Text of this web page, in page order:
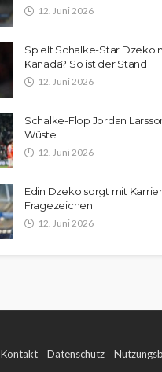
12. Juni 2026
Spielt Schalke-Star Dzeko
Kanada? So ist der Stand
12. Juni 2026
Schalke-Flop Jordan
Wüste
12. Juni 2026
Edin Dzeko sorgt mit
Fragezeichen
12. Juni 2026
Kontakt Datenschutz